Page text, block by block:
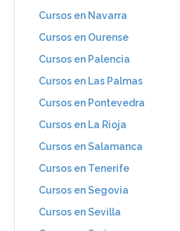
Cursos en Navarra
Cursos en Ourense
Cursos en Palencia
Cursos en Las Palmas
Cursos en Pontevedra
Cursos en La Rioja
Cursos en Salamanca
Cursos en Tenerife
Cursos en Segovia
Cursos en Sevilla